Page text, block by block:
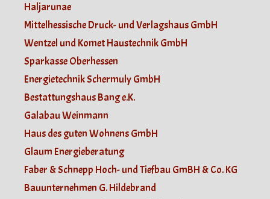
Haljarunae
Mittelhessische Druck- und Verlagshaus GmbH
Wentzel und Komet Haustechnik GmbH
Sparkasse Oberhessen
Energietechnik Schermuly GmbH
Bestattungshaus Bang e.K.
Galabau Weinmann
Haus des guten Wohnens GmbH
Glaum Energieberatung
Faber & Schnepp Hoch- und Tiefbau GmBH & Co. KG
Bauunternehmen G. Hildebrand